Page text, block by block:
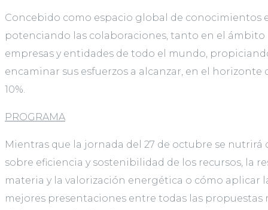
Concebido como espacio global de conocimientos
potenciando las colaboraciones, tanto en el
empresas y entidades de todo el mundo,
encaminar sus esfuerzos a alcanzar, en el
10%.
PROGRAMA
Mientras que la jornada del 27 de octubre se
sobre eficiencia y sostenibilidad de los recursos, la
materia y la valorización energética o cómo aplicar
mejores presentaciones entre todas las